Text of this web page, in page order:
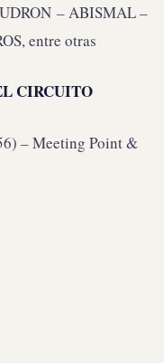
– ABISMAL –
entre otras
CIRCUITO
– Meeting Point &